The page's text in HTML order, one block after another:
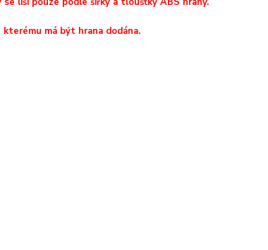
má být hrana dodána.